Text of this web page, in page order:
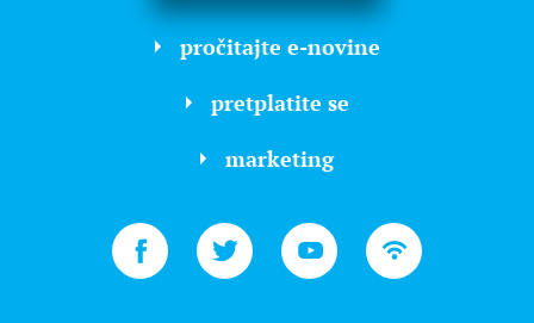
pročitajte e-novine
pretplatite se
marketing